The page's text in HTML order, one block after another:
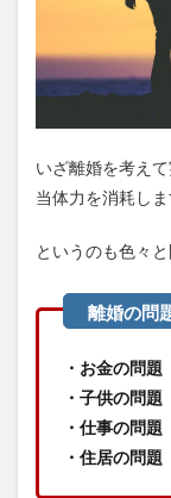
いざ離婚を考え
当体力を消耗しま
というのも色々
・お金の問題
・子供の問題
・仕事の問題
・住居の問題